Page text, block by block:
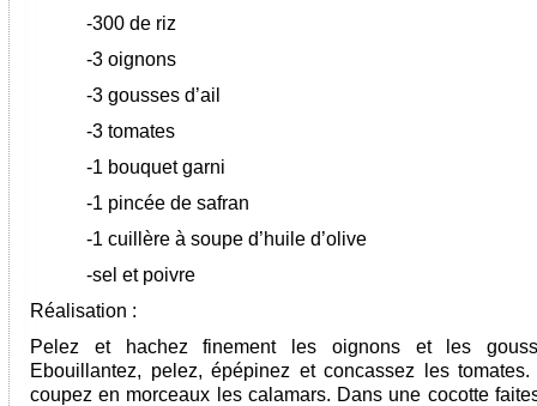
-300 de riz
-3 oignons
-3 gousses d’ail
-3 tomates
-1 bouquet garni
-1 pincée de safran
-1 cuillère à soupe d’huile d’olive
-sel et poivre
Réalisation :
Pelez et hachez finement les oignons et les
Ebouillantez, pelez, épépinez et concassez les
coupez en morceaux les calamars. Dans une cocotte